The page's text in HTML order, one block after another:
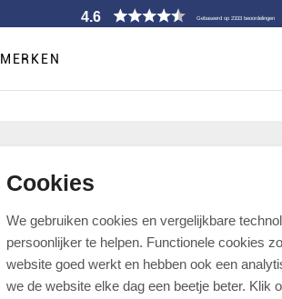
Cookies
We gebruiken cookies en vergelijkbare
persoonlijker te helpen. Functionele cookies
website goed werkt en hebben ook een
we de website elke dag een beetje beter. Klik
4.6 Gebaseerd op 2333 beoordelingen
MERKEN